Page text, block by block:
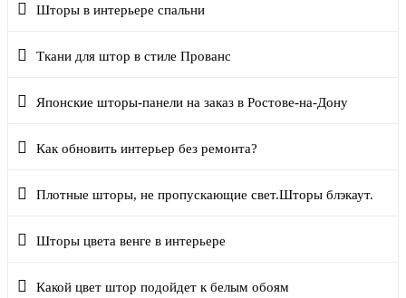
Шторы в интерьере спальни
Ткани для штор в стиле Прованс
Японские шторы-панели на заказ в Ростове-на-Дону
Как обновить интерьер без ремонта?
Плотные шторы, не пропускающие свет.Шторы блэкаут.
Шторы цвета венге в интерьере
Какой цвет штор подойдет к белым обоям